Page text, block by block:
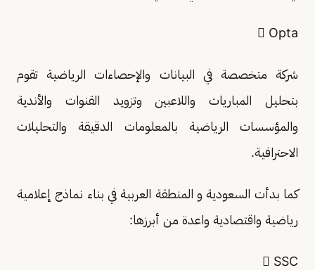
 Opta
شركة متخصصة في البيانات والإحصاءات الرياضية تقوم
بتحليل المباريات واللاعبين وتزويد القنوات والأندية
والمؤسسات الرياضية بالمعلومات الدقيقة والتحليلات
الاحترافية.
كما بدأت السعودية و المنطقة العربية في بناء نماذج إعلامية
رياضية واقتصادية واعدة من أبرزها:
 SSC